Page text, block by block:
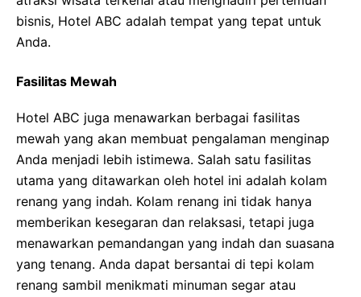
bisnis, Hotel ABC adalah tempat yang tepat untuk
Anda.
Fasilitas Mewah
Hotel ABC juga menawarkan berbagai fasilitas
mewah yang akan membuat pengalaman menginap
Anda menjadi lebih istimewa. Salah satu fasilitas
utama yang ditawarkan oleh hotel ini adalah kolam
renang yang indah. Kolam renang ini tidak hanya
memberikan kesegaran dan relaksasi, tetapi juga
menawarkan pemandangan yang indah dan suasana
yang tenang. Anda dapat bersantai di tepi kolam
renang sambil menikmati minuman segar atau